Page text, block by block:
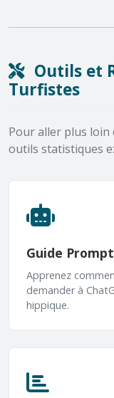
Outils et
Turfistes
Pour aller plus loin
outils statistiques
Guide
Apprenez
demander à
hippique.